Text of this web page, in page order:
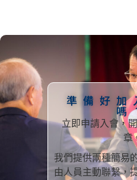
準備好加
嗎
立即申請入會，
章
我們提供兩種簡易
由人員主動聯繫，